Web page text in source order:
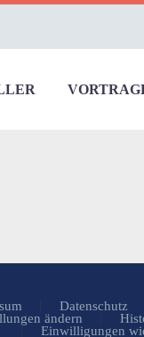
Datenschutz
ändern
Einwilligungen